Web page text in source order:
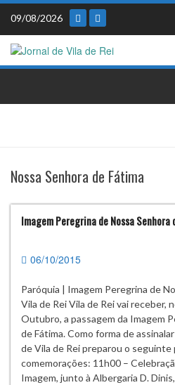
Skip
content
09/08/2026
Nossa Senhora de Fátima
Imagem Peregrina de Nossa Senhora
06/10/2015
Paróquia | Imagem Peregrina de
Vila de Rei Vila de Rei vai receber,
Outubro, a passagem da Imagem
de Fátima. Como forma de
de Vila de Rei preparou o seguinte
comemorações: 11h00 –
Imagem, junto à Albergaria D.